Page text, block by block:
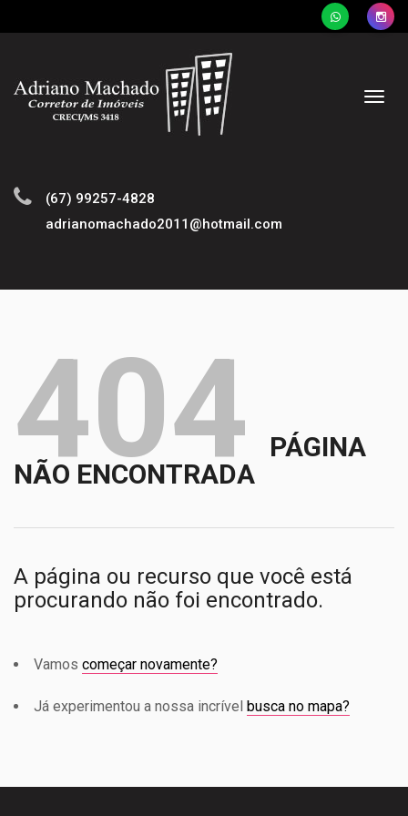
(67) 99257-4828
adrianomachado2011@hotmail.com
404
PÁGINA
NÃO ENCONTRADA
A página ou recurso que você está
procurando não foi encontrado.
Vamos começar novamente?
Já experimentou a nossa incrível busca no mapa?